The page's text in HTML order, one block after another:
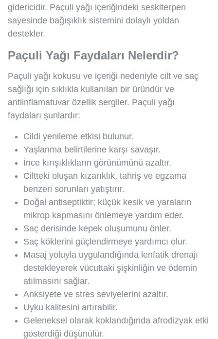
gidericidir. Paçuli yağı içeriğindeki seskiterpen
sayesinde bağışıklık sistemini dolaylı yoldan
destekler.
Paçuli Yağı Faydaları Nelerdir?
Paçuli yağı kokusu ve içeriği nedeniyle cilt ve saç
sağlığı için sıklıkla kullanılan bir üründür ve
antiinflamatuvar özellik sergiler. Paçuli yağı
faydaları şunlardır:
Cildi yenileme etkisi bulunur.
Yaşlanma belirtilerine karşı savaşır.
İnce kırışıklıkların görünümünü azaltır.
Ciltteki oluşan kızarıklık, tahriş ve egzama
benzeri sorunları yatıştırır.
Doğal antiseptiktir; küçük kesik ve yaraların
mikrop kapmasını önlemeye yardım eder.
Saç derisinde kepek oluşumunu önler.
Saç köklerini güçlendirmeye yardımcı olur.
Masaj yoluyla uygulandığında lenfatik drenajı
destekleyerek vücuttaki şişkinliğin ve ödemin
atılmasını sağlar.
Anksiyete ve stres seviyelerini azaltır.
Uyku kalitesini artırabilir.
Geleneksel olarak koklandığında afrodizyak etki
gösterdiği düşünülür.